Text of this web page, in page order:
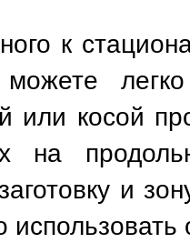
к
или косой
на
и